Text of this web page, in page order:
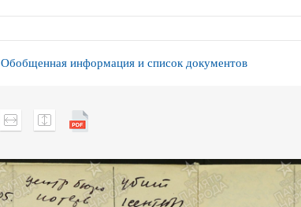
Обобщенная информация и список документов